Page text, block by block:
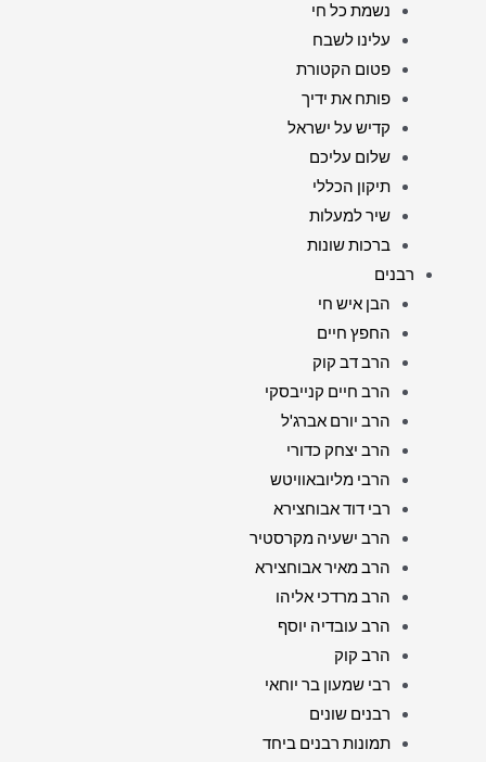
נשמת כל חי
עלינו לשבח
פטום הקטורת
פותח את ידיך
קדיש על ישראל
שלום עליכם
תיקון הכללי
שיר למעלות
ברכות שונות
רבנים
הבן איש חי
החפץ חיים
הרב דב קוק
הרב חיים קנייבסקי
הרב יורם אברג'ל
הרב יצחק כדורי
הרבי מליובאוויטש
רבי דוד אבוחצירא
הרב ישעיה מקרסטיר
הרב מאיר אבוחצירא
הרב מרדכי אליהו
הרב עובדיה יוסף
הרב קוק
רבי שמעון בר יוחאי
רבנים שונים
תמונות רבנים ביחד